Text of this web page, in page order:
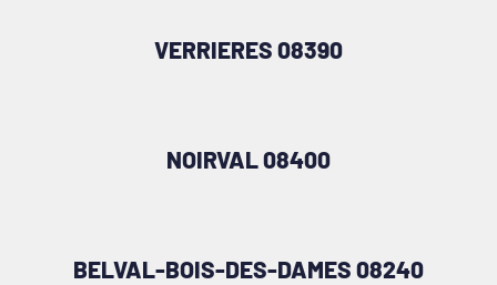
VERRIERES 08390
NOIRVAL 08400
BELVAL-BOIS-DES-DAMES 08240